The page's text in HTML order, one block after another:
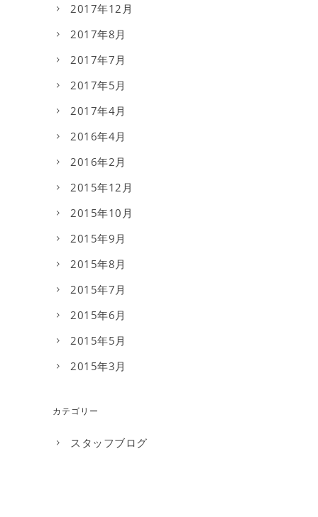
2017年12月
2017年8月
2017年7月
2017年5月
2017年4月
2016年4月
2016年2月
2015年12月
2015年10月
2015年9月
2015年8月
2015年7月
2015年6月
2015年5月
2015年3月
カテゴリー
スタッフブログ